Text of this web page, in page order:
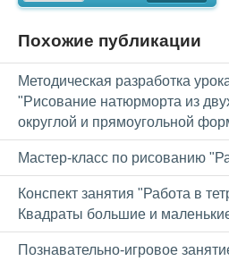
Похожие публикации
Методическая разработка
"Рисование натюрморта из
округлой и прямоугольной
Мастер-класс по рисованию
Конспект занятия "Работа в
Квадраты большие и
Познавательно-игровое